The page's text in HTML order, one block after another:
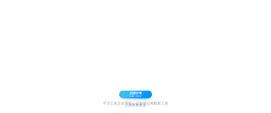
千万工友正在用安心记加班记考勤算工资
上滑查看更多